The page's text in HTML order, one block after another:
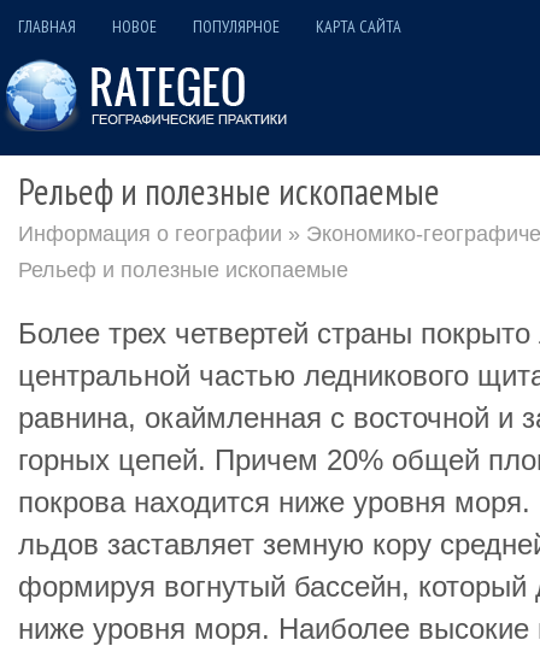
ГЛАВНАЯ НОВОЕ ПОПУЛЯРНОЕ КАРТА САЙТА
Рельеф и полезные ископаемые
Информация о географии » Экономико-
Рельеф и полезные ископаемые
Более трех четвертей страны
центральной частью ледникового
равнина, окаймленная с восточной и
горных цепей. Причем 20% общей
покрова находится ниже уровня
льдов заставляет земную кору
формируя вогнутый бассейн, который
ниже уровня моря. Наиболее высокие